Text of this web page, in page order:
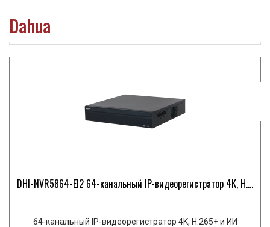
Dahua
DHI-NVR5864-EI2 64-канальный IP-видеорегистратор 4K, H....
64-канальный IP-видеорегистратор 4K, H.265+ и ИИ